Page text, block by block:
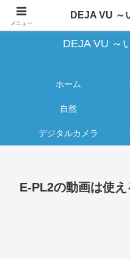
蔵出し写真の大売り
DEJA VU ～
ホーム
自然
デジタルカメラ
E-PL2の動画は使え
メニュー
DEJA VU ～